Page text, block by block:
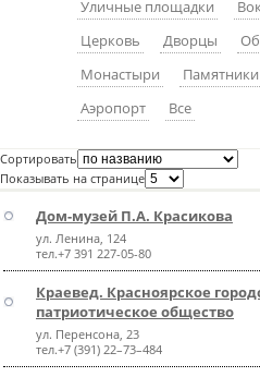
пїЅпїЅпїЅ
пїЅпїЅпїЅ
пїЅпїЅпїЅ
пїЅпїЅпїЅ
пїЅпїЅпїЅпїЅпїЅ
Уличные площадки
Церковь
Дворцы
Монастыри
Памятники
Аэропорт
Все
Сортировать
Показывать на странице
Дом-музей П.А. Красикова
ул. Ленина, 124
тел.+7 391 227-05-80
Краевед. Красноярское
патриотическое общество
ул. Перенсона, 23
тел.+7 (391) 22–73–484